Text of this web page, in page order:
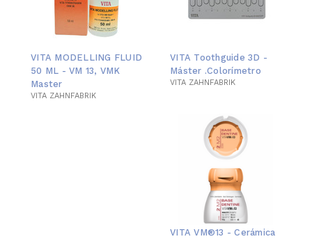
VITA MODELLING FLUID
50 ML - VM 13, VMK
Master
VITA ZAHNFABRIK
VITA Toothguide 3D -
Máster .Colorímetro
VITA ZAHNFABRIK
VITA VM®13 - Cerámica